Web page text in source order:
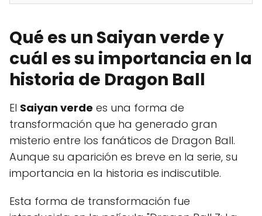
Qué es un Saiyan verde y
cuál es su importancia en la
historia de Dragon Ball
El Saiyan verde es una forma de
transformación que ha generado gran
misterio entre los fanáticos de Dragon Ball.
Aunque su aparición es breve en la serie, su
importancia en la historia es indiscutible.
Esta forma de transformación fue